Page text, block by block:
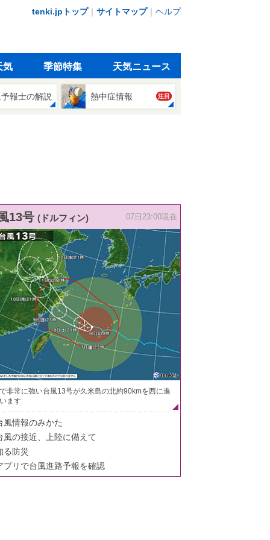
tenki.jpトップ｜ サイトマップ｜ ヘルプ
気 季節特集 天気ニュース
報士の解説 熱中症情報 注目
13号 (ドルフィン) 07日23:00現在
非常に強い台風13号が久米島の北約90kmを西に進
ます
風情報のみかた
風の接近、上陸に備えて
る防災
プリで台風進路予報を確認